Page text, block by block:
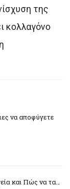
της
κολλαγόνο
να αποφύγετε
και Πώς να τα…